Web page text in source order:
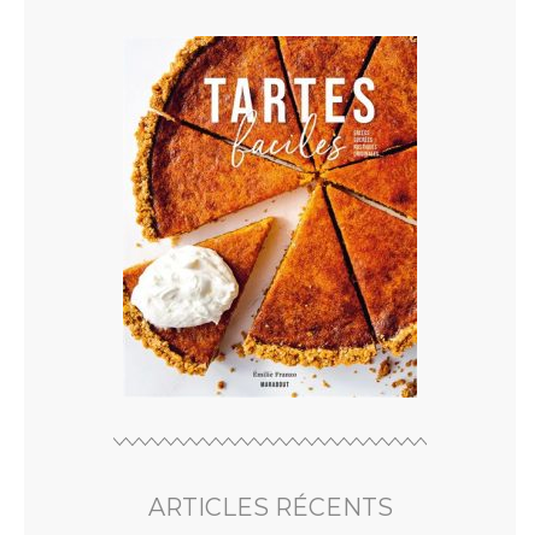
ARTICLES RÉCENTS